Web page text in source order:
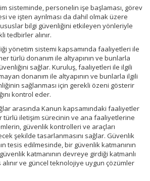
sisteminde, personelin işe başlaması, görev
ve işten ayrılması da dahil olmak üzere
bilgi güvenliğini etkileyen yönleriyle
tedbirler alınır.
yönetim sistemi kapsamında faaliyetleri ile
türlü donanım ile altyapının ve bunlarla
sağlar. Kuruluş, faaliyetleri ile ilgili
donanım ile altyapının ve bunlarla ilgili
sağlanması için gerekli özeni gösterir
kontrol eder.
arasında Kanun kapsamındaki faaliyetler
türlü iletişim sürecinin ve ana faaliyetlerine
güvenlik kontrolleri ve araçları
şekilde tasarlanmasını sağlar. Güvenlik
tesis edilmesinde, bir güvenlik katmanının
katmanının devreye girdiği katmanlı
ve güncel teknolojiye uygun çözümler